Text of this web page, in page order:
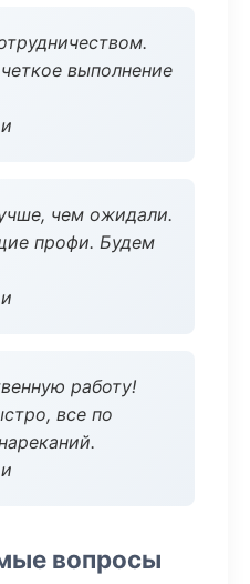
выполнение
чем ожидали.
профи. Будем
работу!
все по
вопросы